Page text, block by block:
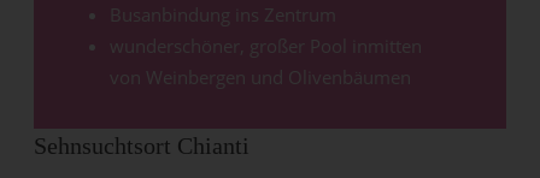
Busanbindung ins Zentrum
wunderschöner, großer Pool inmitten
von Weinbergen und Olivenbäumen
Sehnsuchtsort Chianti